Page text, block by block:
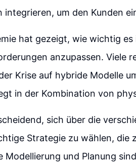
integrieren, um den Kunden
hat gezeigt, wie wichtig
anzupassen. Viele
Krise auf hybride Modelle
in der Kombination von
sich über die
Strategie zu wählen, die
Modellierung und Planung